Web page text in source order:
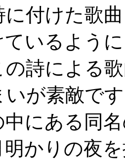
に付けた歌
いるよう
詩による
いが素敵で
中にある同
明かりの夜